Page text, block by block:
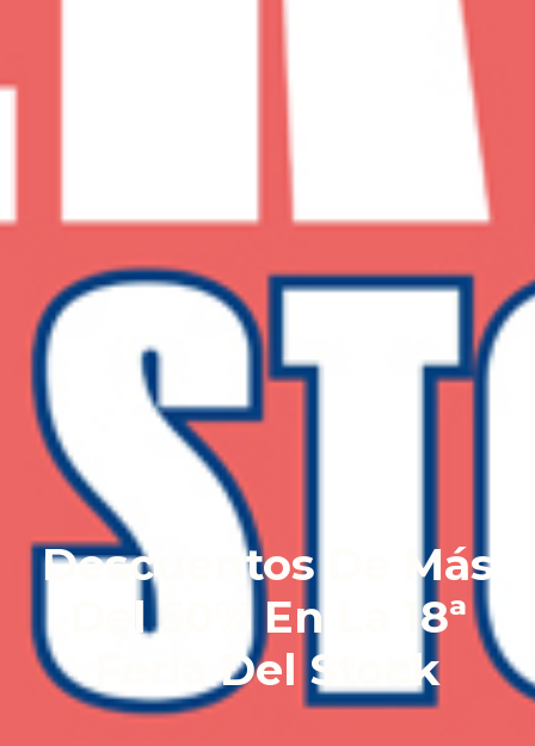
Descuentos De Más
Del 50% En La 18ª
Feria Del Stock